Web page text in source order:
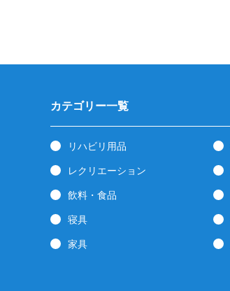
カテゴリー一覧
リハビリ用品
レクリエーション
飲料・食品
寝具
家具